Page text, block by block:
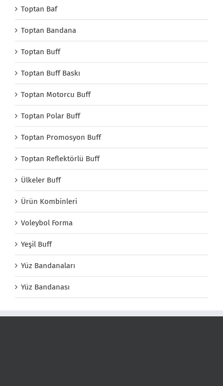
Toptan Baf
Toptan Bandana
Toptan Buff
Toptan Buff Baskı
Toptan Motorcu Buff
Toptan Polar Buff
Toptan Promosyon Buff
Toptan Reflektörlü Buff
Ülkeler Buff
Ürün Kombinleri
Voleybol Forma
Yeşil Buff
Yüz Bandanaları
Yüz Bandanası